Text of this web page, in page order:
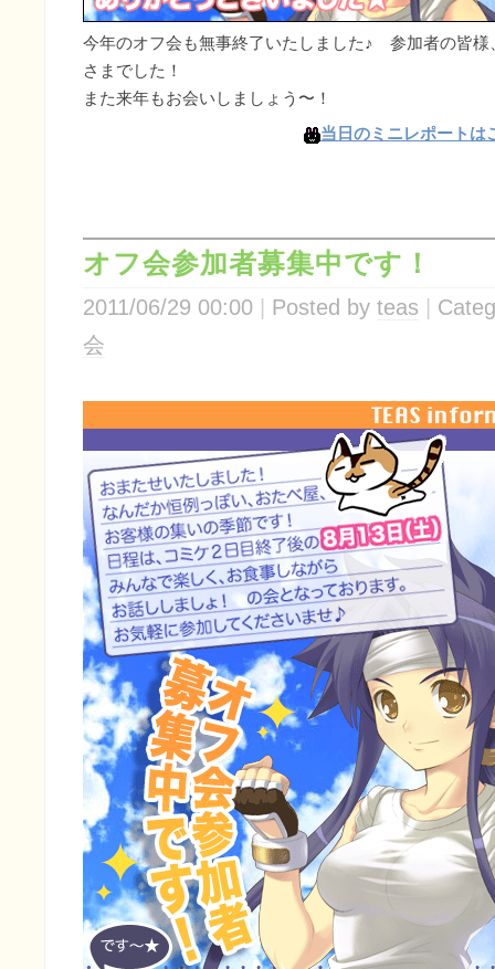
今年のオフ会も無事終了いたしました♪ 参加者の皆様
さまでした！
また来年もお会いしましょう〜！
当日のミニレポートは
オフ会参加者募集中です！
2011/06/29 00:00 Posted by teas
会